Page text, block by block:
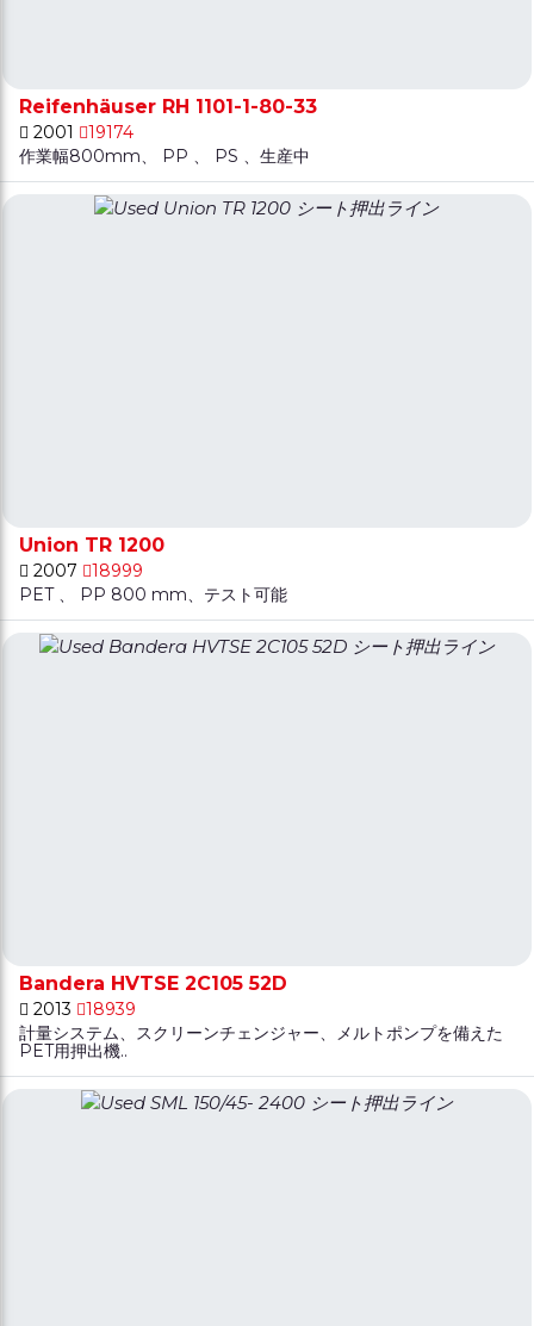
Reifenhäuser RH 1101-1-80-33
2001
19174
作業幅800mm、 PP 、 PS 、生産中
Union TR 1200
2007
18999
PET 、 PP 800 mm、テスト可能
Bandera HVTSE 2C105 52D
2013
18939
計量システム、スクリーンチェンジャー、メルトポンプを備えた
PET用押出機..